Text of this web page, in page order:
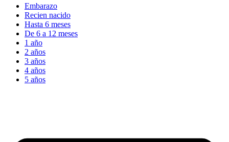
Embarazo
Recien nacido
Hasta 6 meses
De 6 a 12 meses
1 año
2 años
3 años
4 años
5 años